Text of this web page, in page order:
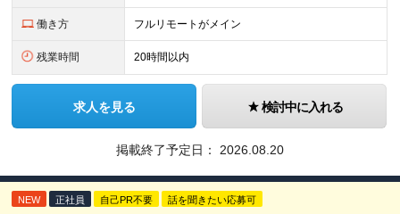
働き方 フルリモートがメイン
残業時間 20時間以内
求人を見る 検討中に入れる
掲載終了予定日： 2026.08.20
NEW 正社員 自己PR不要 話を聞きたい応募可